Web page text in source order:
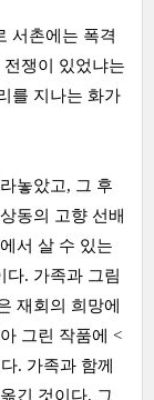
서촌에는 폭격
쟁이 있었냐는
를 지나는 화가
놓았고, 그 후
동의 고향 선배
서 살 수 있는
다. 가족과 그림
재회의 희망에
그린 작품에 <
. 가족과 함께
긴 것이다. 그